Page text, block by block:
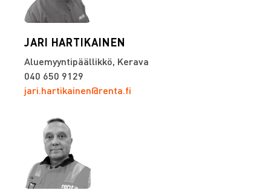
JARI HARTIKAINEN
Aluemyyntipäällikkö, Kerava
040 650 9129
jari.hartikainen@renta.fi